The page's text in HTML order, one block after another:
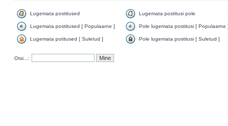
Lugemata postitused Lugemata postitusi pole
Lugemata postitused [ Populaarne ] Pole lugemata postitusi [ Populaarne
Lugemata potitused [ Suletud ] Pole lugemata postitusi [ Suletud ]
Otsi...: